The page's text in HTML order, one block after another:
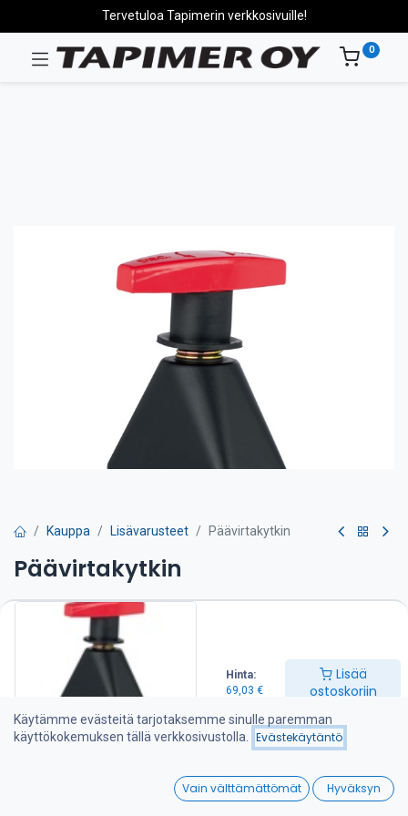
Hinta:
69,03 €
Lisää
ostoskoriin
Wishlist
Tervetuloa Tapimerin verkkosivuille!
0
Kauppa Lisävarusteet Päävirtakytkin
Päävirtakytkin
Kaksi asentoa: poissa tai päällä. Varustettu kahdella M 10 pultilla
kaapeliliitäntää varten. Sopii kaikkiin Craftsman
keulaohjauspotkureihin.
69,03 €
Lisää ostoskoriin
Käytämme evästeitä tarjotaksemme sinulle paremman
käyttökokemuksen tällä verkkosivustolla.
Evästekäytäntö
Vain välttämättömät Hyväksyn